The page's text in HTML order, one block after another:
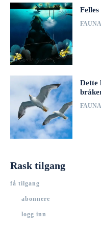
Dette
Rask tilgang
få tilgang
abonnere
logg inn